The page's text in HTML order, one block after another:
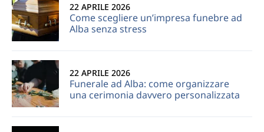
Come scegliere un’impresa funebre ad
Alba senza stress
22 APRILE 2026
Funerale ad Alba: come organizzare
una cerimonia davvero personalizzata
22 APRILE 2026